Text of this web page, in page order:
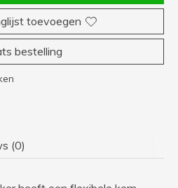
toevoegen
bestelling
(0)